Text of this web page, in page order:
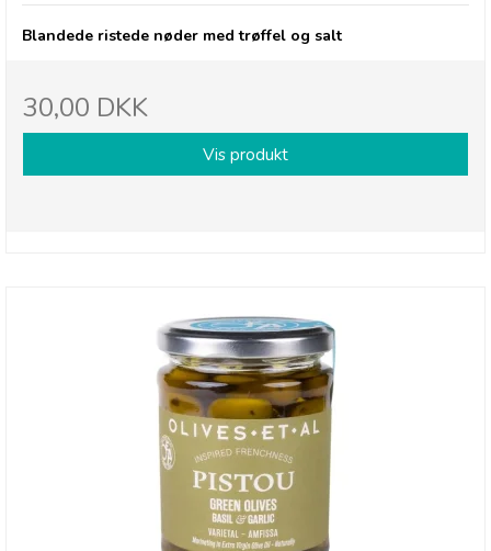
Blandede ristede nøder med trøffel og salt
30,00 DKK
Vis produkt